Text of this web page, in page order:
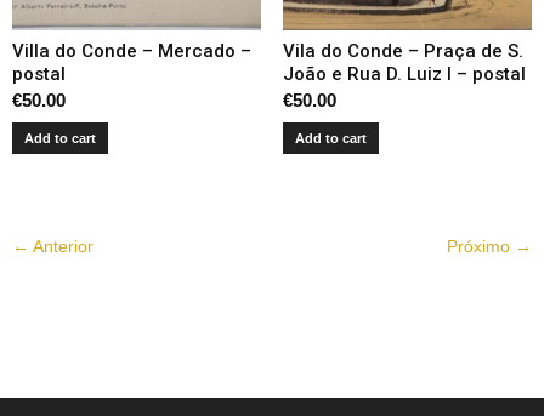
Villa do Conde – Mercado –
postal
€50.00
Add to cart
Vila do Conde – Praça de S.
João e Rua D. Luiz I – postal
€50.00
Add to cart
← Anterior Próximo →